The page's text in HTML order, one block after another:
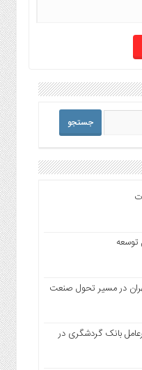
توسعه
در مسیر تحول صنعت
بانک گردشگری در